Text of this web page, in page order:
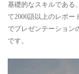
基礎的なスキルである
て2000語以上のレポ
でプレゼンテーション
です。